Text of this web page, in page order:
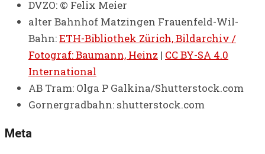
DVZO: © Felix Meier
alter Bahnhof Matzingen Frauenfeld-Wil-
Bahn:ETH-Bibliothek Zürich, Bildarchiv /
Fotograf: Baumann, Heinz | CC BY-SA 4.0
International
AB Tram: Olga P Galkina/Shutterstock.com
Gornergradbahn: shutterstock.com
Meta